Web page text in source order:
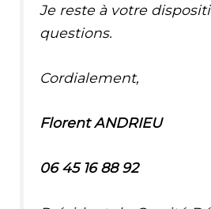
Je reste à votre
questions.
Cordialement,
Florent ANDRIEU
06 45 16 88 92